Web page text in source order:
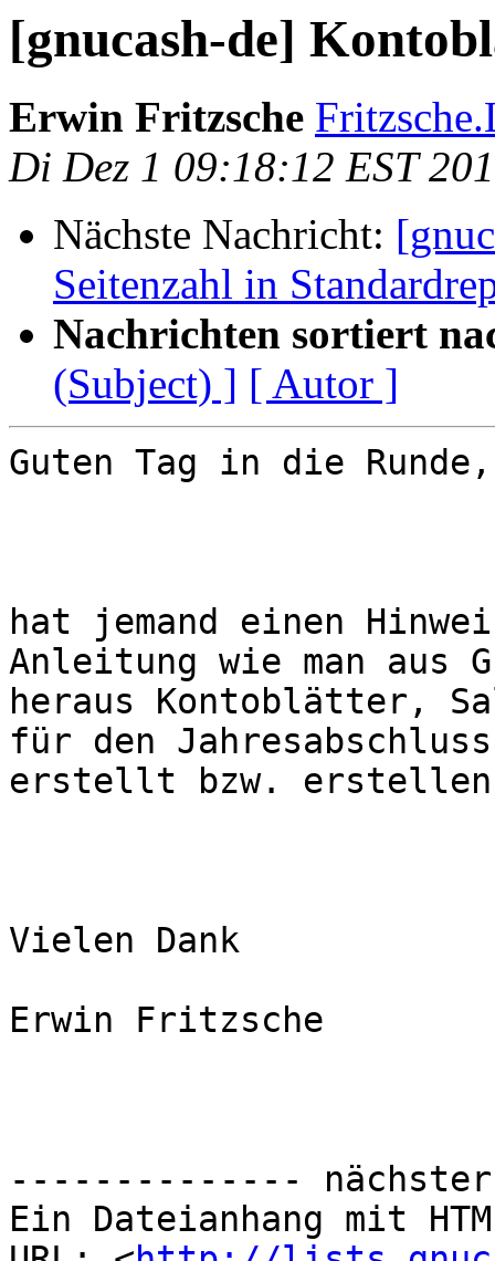
[gnucash-de]
Erwin Fritzsche
Di Dez 1 09:18:12 EST
Nächste Nachricht:
Seitenzahl in
Nachrichten sortiert
(Subject) ] [ Autor ]
Guten Tag in die Runde,
hat jemand einen
Anleitung wie man aus
heraus Kontoblätter,
für den Jahresabschluss
erstellt bzw. erstellen
Vielen Dank
Erwin Fritzsche
--------------
Ein Dateianhang mit